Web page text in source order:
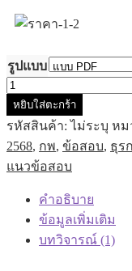
รูปแบบ
หยิบใส่ตะกร้า
รหัสสินค้า:ไม่ระบุ หม
2568, กพ, ข้อสอบ, ธุร
แนวข้อสอบ
คำอธิบาย
ข้อมูลเพิ่มเติม
บทวิจารณ์ (1)